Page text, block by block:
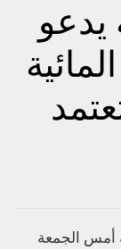
تعتمد
أمس الجمعة